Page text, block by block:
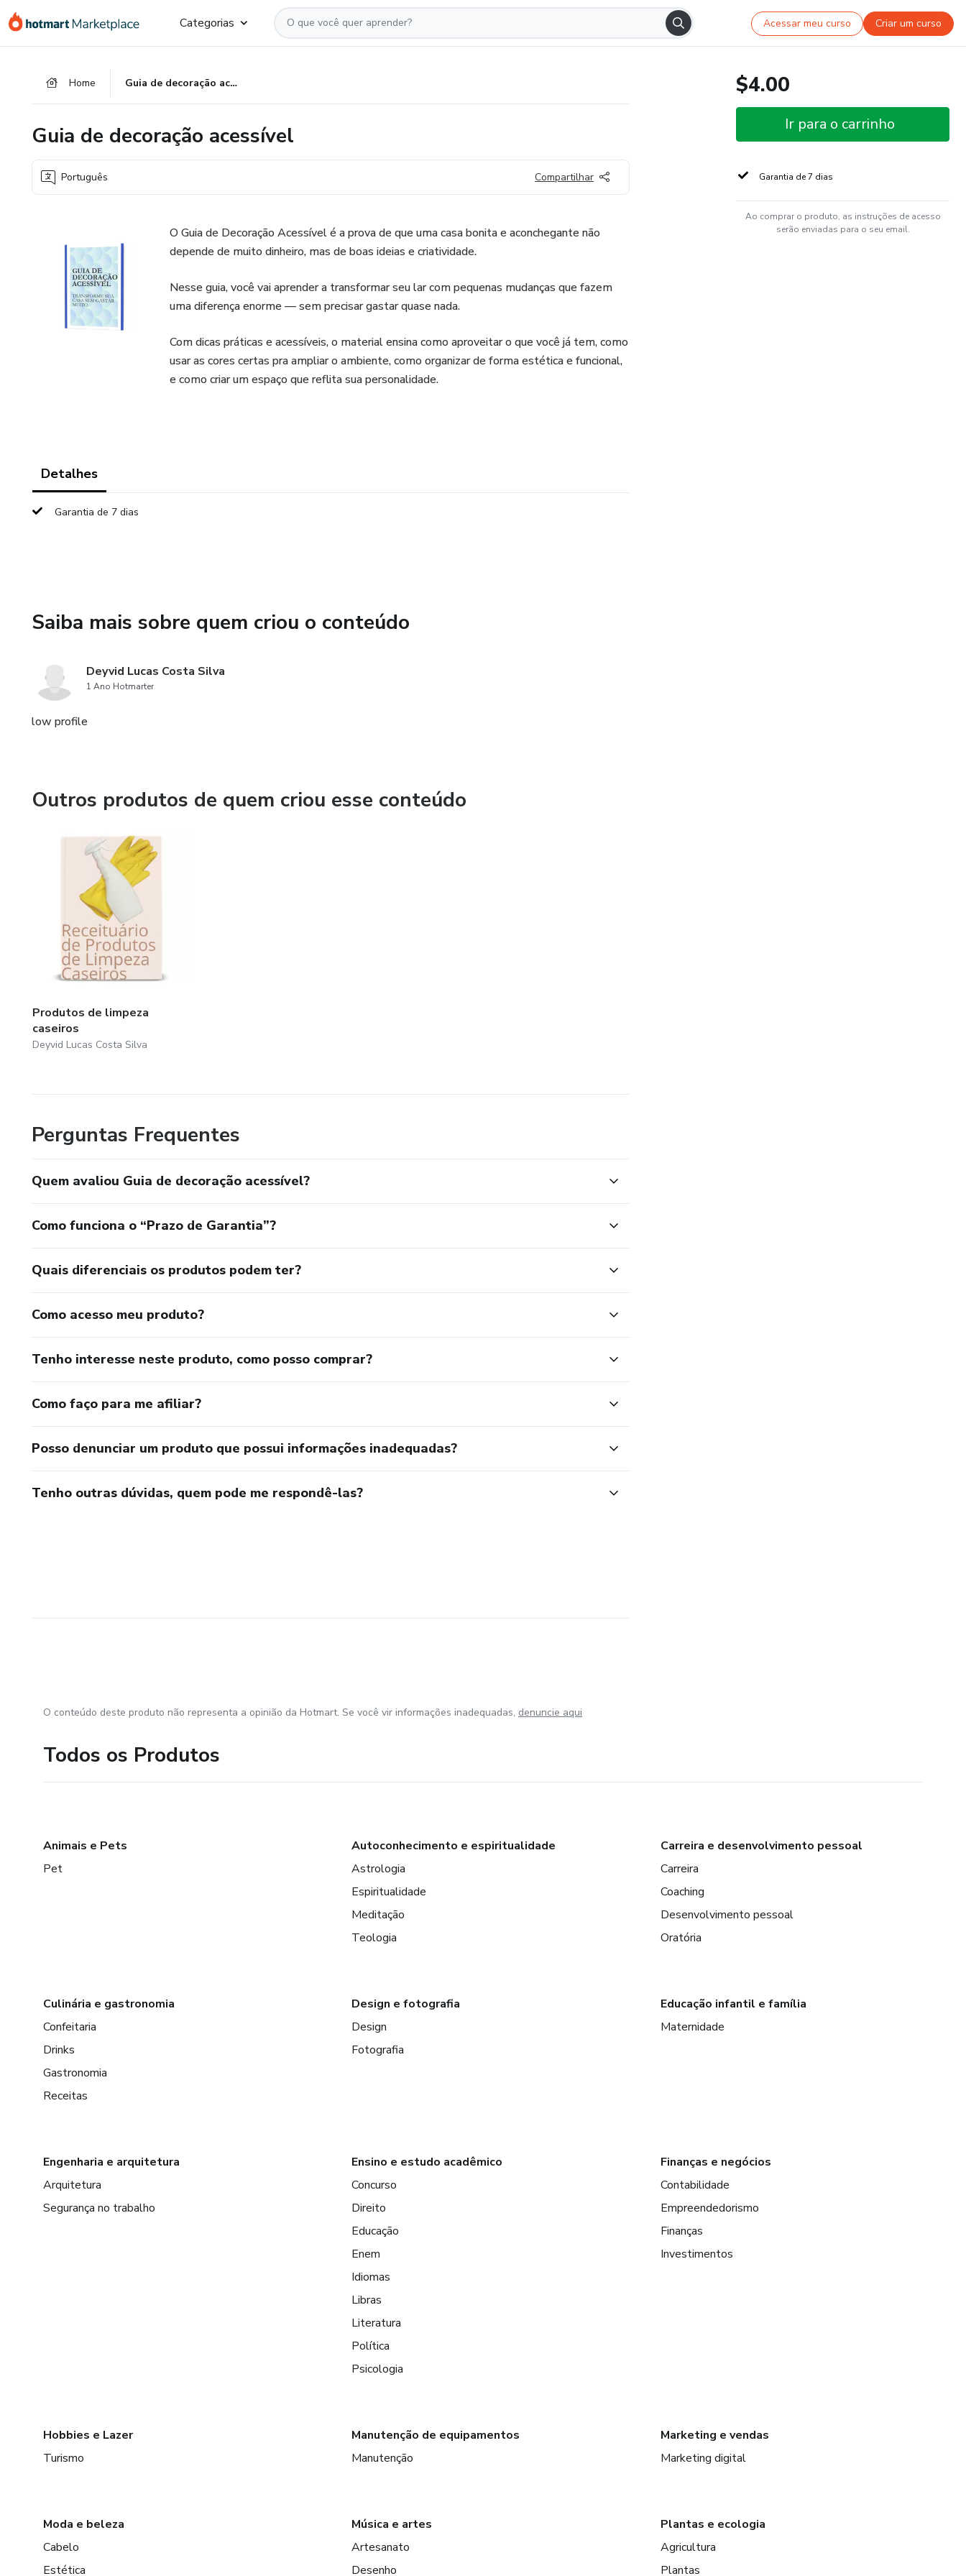
para
para
para
Categorias Acessar meu curso Criar um curso
Home Guia de decoração acessível
Guia de decoração acessível
Português Compartilhar
O Guia de Decoração Acessível é a prova de que uma casa bonita e aconchegante não
depende de muito dinheiro, mas de boas ideias e criatividade.
Nesse guia, você vai aprender a transformar seu lar com pequenas mudanças que fazem
uma diferença enorme — sem precisar gastar quase nada.
Com dicas práticas e acessíveis, o material ensina como aproveitar o que você já tem, como
usar as cores certas pra ampliar o ambiente, como organizar de forma estética e funcional,
e como criar um espaço que reflita sua personalidade.
Detalhes
Garantia de 7 dias
Saiba mais sobre quem criou o conteúdo
Deyvid Lucas Costa Silva
1 Ano Hotmarter
low profile
Outros produtos de quem criou esse conteúdo
Produtos de limpeza
caseiros
Deyvid Lucas Costa Silva
Perguntas Frequentes
Quem avaliou Guia de decoração acessível?
Como funciona o “Prazo de Garantia”?
Quais diferenciais os produtos podem ter?
Como acesso meu produto?
Tenho interesse neste produto, como posso comprar?
Como faço para me afiliar?
Posso denunciar um produto que possui informações inadequadas?
Tenho outras dúvidas, quem pode me respondê-las?
$4.00
Ir para o carrinho
Garantia de 7 dias
Ao comprar o produto, as instruções de acesso
serão enviadas para o seu email.
O conteúdo deste produto não representa a opinião da Hotmart. Se você vir informações inadequadas, denuncie aqui
Todos os Produtos
Animais e Pets
Pet
Autoconhecimento e espiritualidade
Astrologia
Espiritualidade
Meditação
Teologia
Carreira e desenvolvimento pessoal
Carreira
Coaching
Desenvolvimento pessoal
Oratória
Culinária e gastronomia
Confeitaria
Drinks
Gastronomia
Receitas
Design e fotografia
Design
Fotografia
Educação infantil e família
Maternidade
Engenharia e arquitetura
Arquitetura
Segurança no trabalho
Ensino e estudo acadêmico
Concurso
Direito
Educação
Enem
Idiomas
Libras
Literatura
Política
Psicologia
Finanças e negócios
Contabilidade
Empreendedorismo
Finanças
Investimentos
Hobbies e Lazer
Turismo
Manutenção de equipamentos
Manutenção
Marketing e vendas
Marketing digital
Moda e beleza
Cabelo
Estética
Música e artes
Artesanato
Desenho
Plantas e ecologia
Agricultura
Plantas